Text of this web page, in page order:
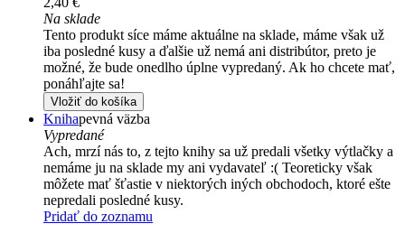
Na sklade
Tento produkt síce máme aktuálne na sklade, máme však už
iba posledné kusy a ďalšie už nemá ani distribútor, preto je
možné, že bude onedlho úplne vypredaný. Ak ho chcete mať,
ponáhľajte sa!
Vložiť do košíka
Knihapevná väzba
Vypredané
Ach, mrzí nás to, z tejto knihy sa už predali všetky výtlačky a
nemáme ju na sklade my ani vydavateľ :( Teoreticky však
môžete mať šťastie v niektorých iných obchodoch, ktoré ešte
nepredali posledné kusy.
Pridať do zoznamu